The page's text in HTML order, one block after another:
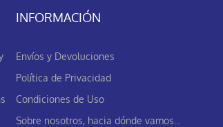
INFORMACIÓN
Envíos y Devoluciones
Política de Privacidad
Condiciones de Uso
Sobre nosotros, hacia dónde vamos...